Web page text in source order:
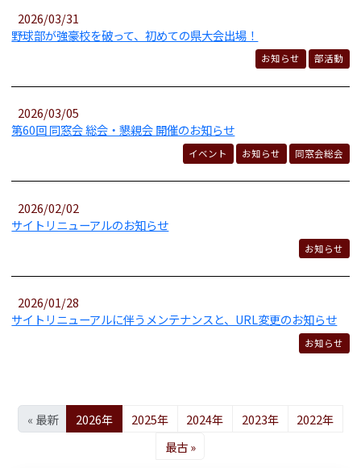
2026/03/31
野球部が強豪校を破って、初めての県大会出場！
お知らせ 部活動
2026/03/05
第60回 同窓会 総会・懇親会 開催のお知らせ
イベント お知らせ 同窓会総会
2026/02/02
サイトリニューアルのお知らせ
お知らせ
2026/01/28
サイトリニューアルに伴うメンテナンスと、URL変更のお知らせ
お知らせ
« 最新 2026年 2025年 2024年 2023年
2022年
最古 »